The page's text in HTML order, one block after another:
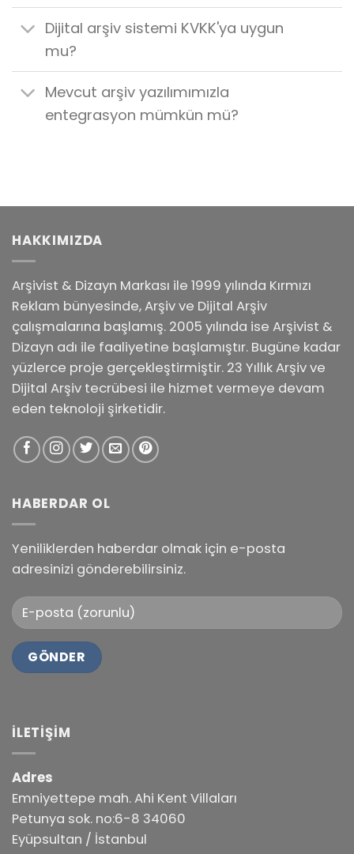
Dijital arşiv sistemi KVKK'ya uygun
mu?
Mevcut arşiv yazılımımızla
entegrasyon mümkün mü?
HAKKIMIZDA
Arşivist & Dizayn Markası ile 1999 yılında Kırmızı
Reklam bünyesinde, Arşiv ve Dijital Arşiv
çalışmalarına başlamış. 2005 yılında ise Arşivist &
Dizayn adı ile faaliyetine başlamıştır. Bugüne kadar
yüzlerce proje gerçekleştirmiştir. 23 Yıllık Arşiv ve
Dijital Arşiv tecrübesi ile hizmet vermeye devam
eden teknoloji şirketidir.
HABERDAR OL
Yeniliklerden haberdar olmak için e-posta
adresinizi gönderebilirsiniz.
İLETIŞIM
Adres
Emniyettepe mah. Ahi Kent Villaları
Petunya sok. no:6-8 34060
Eyüpsultan / İstanbul